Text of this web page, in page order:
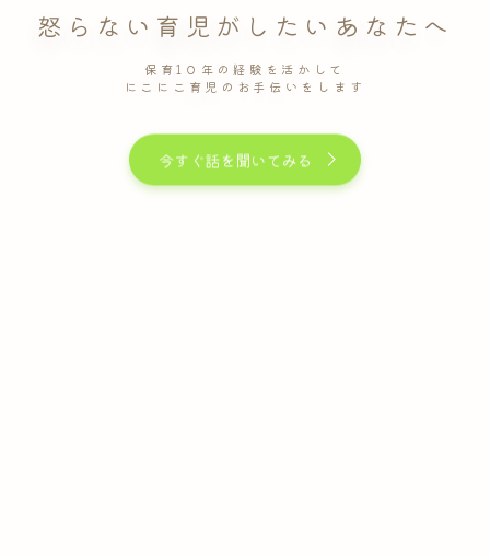
怒らない育児がしたいあなたへ
保育1０年の経験を活かして
にこにこ育児のお手伝いをします
今すぐ話を聞いてみる